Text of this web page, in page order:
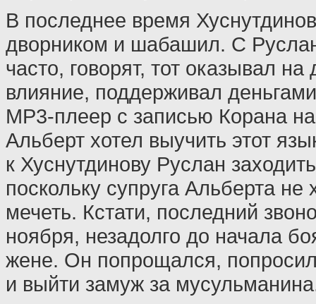
В последнее время
дворником и шабашил. С
часто, говорят, тот оказывал на
влияние, поддерживал
MP3-плеер с записью Корана
Альберт хотел выучить этот
к Хуснутдинову Руслан
поскольку супруга Альберта не
мечеть. Кстати, последний
ноября, незадолго до начала
жене. Он попрощался,
и выйти замуж за